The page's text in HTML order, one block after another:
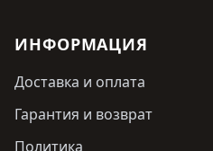
ИНФОРМАЦИЯ
Доставка и оплата
Гарантия и возврат
Политика